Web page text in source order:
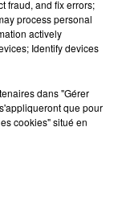
fraud, and fix errors;
process personal
actively
Identify devices
dans "Gérer
que pour
cookies" situé en